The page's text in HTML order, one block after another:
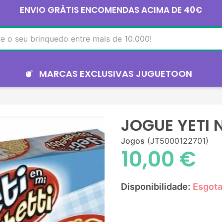
ENVIO GRÀTIS ENCOMENDAS ACIMA DE 40€
MARCAS EXCLUSIVAS JUGUETOON
JOGUE YETI
Jogos (JT5000122701)
10,00 €
Disponibilidade: